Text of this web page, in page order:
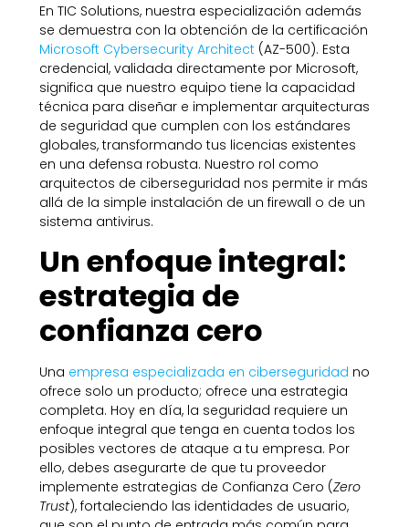
En TIC Solutions, nuestra especialización además
se demuestra con la obtención de la certificación
Microsoft Cybersecurity Architect(AZ-500). Esta
credencial, validada directamente por Microsoft,
significa que nuestro equipo tiene la capacidad
técnica para diseñar e implementar arquitecturas
de seguridad que cumplen con los estándares
globales, transformando tus licencias existentes
en una defensa robusta. Nuestro rol como
arquitectos de ciberseguridad nos permite ir más
allá de la simple instalación de un firewall o de un
sistema antivirus.
Un enfoque integral:
estrategia de
confianza cero
Una empresa especializada en ciberseguridad no
ofrece solo un producto; ofrece una estrategia
completa. Hoy en día, la seguridad requiere un
enfoque integral que tenga en cuenta todos los
posibles vectores de ataque a tu empresa. Por
ello, debes asegurarte de que tu proveedor
implemente estrategias de Confianza Cero (Zero
Trust), fortaleciendo las identidades de usuario,